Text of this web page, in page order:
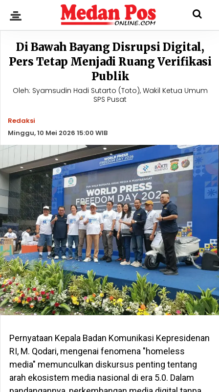
Di Bawah Bayang Disrupsi Digital,
Pers Tetap Menjadi Ruang Verifikasi
Publik
Oleh: Syamsudin Hadi Sutarto (Toto), Wakil Ketua Umum
SPS Pusat
Redaksi
Minggu, 10 Mei 2026 15:00 WIB
Pernyataan Kepala Badan Komunikasi Kepresidenan
RI, M. Qodari, mengenai fenomena "homeless
media" memunculkan diskursus penting tentang
arah ekosistem media nasional di era 5.0. Dalam